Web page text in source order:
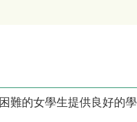
難的女學生提供良好的